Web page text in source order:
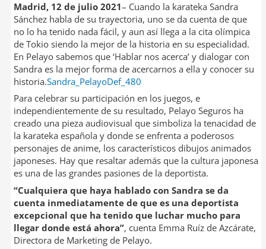
Madrid, 12 de julio 2021– Cuando la karateka Sandra
Sánchez habla de su trayectoria, uno se da cuenta de que
no lo ha tenido nada fácil, y aun así llega a la cita olímpica
de Tokio siendo la mejor de la historia en su especialidad.
En Pelayo sabemos que ‘Hablar nos acerca’ y dialogar con
Sandra es la mejor forma de acercarnos a ella y conocer su
historia.Sandra_PelayoDef_480
Para celebrar su participación en los juegos, e
independientemente de su resultado, Pelayo Seguros ha
creado una pieza audiovisual que simboliza la tenacidad de
la karateka española y donde se enfrenta a poderosos
personajes de anime, los característicos dibujos animados
japoneses. Hay que resaltar además que la cultura japonesa
es una de las grandes pasiones de la deportista.
“Cualquiera que haya hablado con Sandra se da
cuenta inmediatamente de que es una deportista
excepcional que ha tenido que luchar mucho para
llegar donde está ahora”, cuenta Emma Ruíz de Azcárate,
Directora de Marketing de Pelayo.